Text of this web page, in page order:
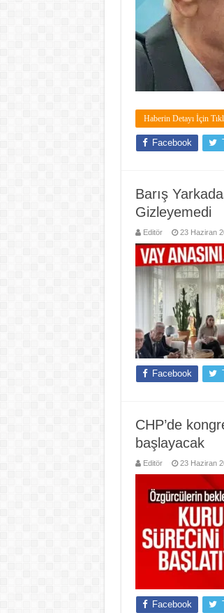
Haberin Detayı İçin
Facebook
Barış
Gizleyemedi
Editör 23 Haziran
Facebook
CHP’de
başlayacak
Editör 23 Haziran
Facebook